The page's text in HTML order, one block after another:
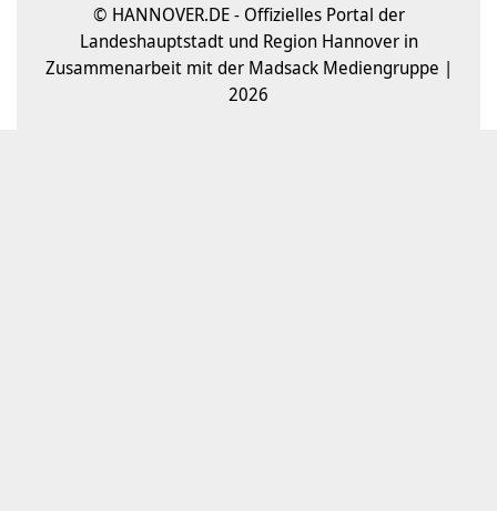
© HANNOVER.DE - Offizielles Portal der
Landeshauptstadt und Region Hannover in
Zusammenarbeit mit der Madsack Mediengruppe |
2026